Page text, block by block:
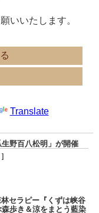
いいたします。
Translate
野百八松明」が開催
]
セラピー『くずは峡谷
歩き＆涼をまとう藍染